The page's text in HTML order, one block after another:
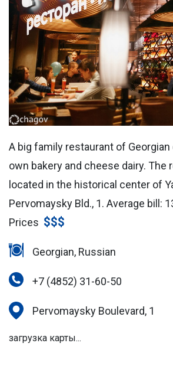
A big family restaurant of
own bakery and cheese dairy. The
located in the historical center of
Pervomaysky Bld., 1. Average bill:
Prices $$$
Georgian, Russian
+7 (4852) 31-60-50
Pervomaysky Boulevard, 1
загрузка карты...